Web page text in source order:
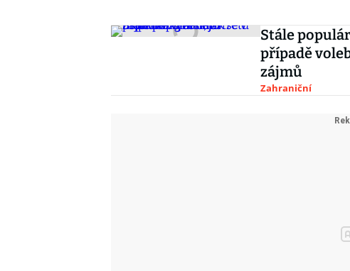
Stále
případě
zájmů
Zahraniční